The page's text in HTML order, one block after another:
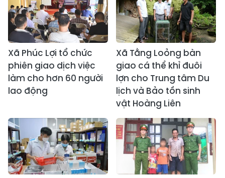
Xã Phúc Lợi tổ chức
phiên giao dịch việc
làm cho hơn 60 người
lao động
Xã Tằng Loỏng bàn
giao cá thể khỉ đuôi
lợn cho Trung tâm Du
lịch và Bảo tồn sinh
vật Hoàng Liên